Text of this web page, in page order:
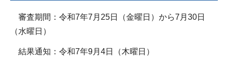
審査期間：令和7年7月25日（金曜日）から7月30日
（水曜日）
結果通知：令和7年9月4日（木曜日）